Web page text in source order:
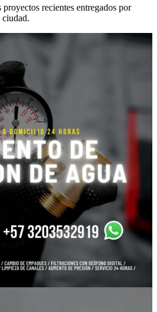
recientes entregados por
ciudad.